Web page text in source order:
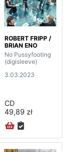
ROBERT FRIPP /
BRIAN ENO
No Pussyfooting
(digisleeve)
3.03.2023
CD
49,89 zł